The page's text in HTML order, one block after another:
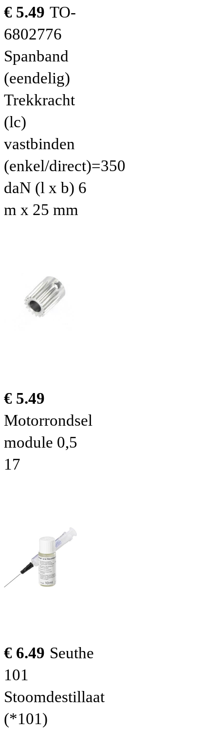
€ 5.49 TO-
6802776
Spanband
(eendelig)
Trekkracht
(lc)
vastbinden
(enkel/direct)=350
daN (l x b) 6
m x 25 mm
€ 5.49
Motorrondsel
module 0,5
17
€ 6.49 Seuthe
101
Stoomdestillaat
(*101)